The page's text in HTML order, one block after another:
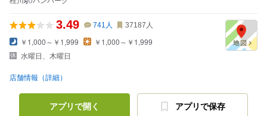
3.49 741 人 37187 人
￥1,000～￥1,999
￥1,000～￥1,999
水曜日、木曜日
店舗情報（詳細）
アプリで開く アプリで保存